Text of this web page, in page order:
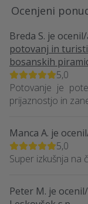
Ocenjeni
Breda S. je
potovanj in
bosanskih
5,0
Potovanje je
prijaznostjo in
Manca A. je
5,0
Super izkušnja na
Peter M. je